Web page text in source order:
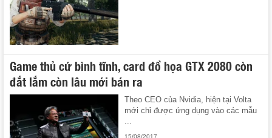
Game thủ cứ bình tĩnh, card đồ họa GTX 2080 còn
đắt lắm còn lâu mới bán ra
Theo CEO của Nvidia, hiện tại Volta
mới chỉ được ứng dụng vào các mẫu
...